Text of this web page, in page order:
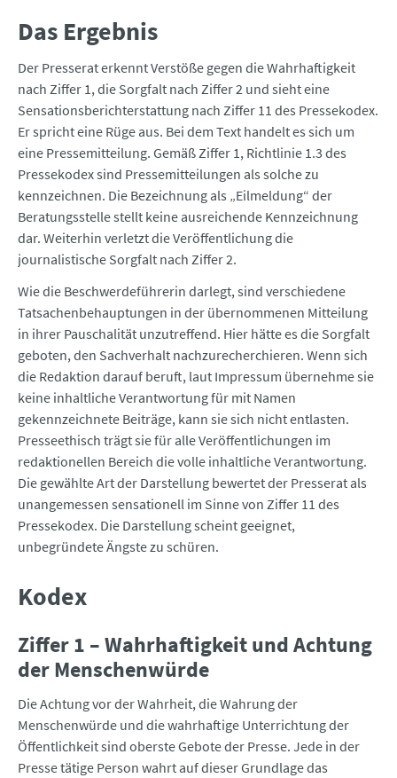
Das Ergebnis
Der Presserat erkennt Verstöße gegen die Wahrhaftigkeit
nach Ziffer 1, die Sorgfalt nach Ziffer 2 und sieht eine
Sensationsberichterstattung nach Ziffer 11 des Pressekodex.
Er spricht eine Rüge aus. Bei dem Text handelt es sich um
eine Pressemitteilung. Gemäß Ziffer 1, Richtlinie 1.3 des
Pressekodex sind Pressemitteilungen als solche zu
kennzeichnen. Die Bezeichnung als „Eilmeldung“ der
Beratungsstelle stellt keine ausreichende Kennzeichnung
dar. Weiterhin verletzt die Veröffentlichung die
journalistische Sorgfalt nach Ziffer 2.
Wie die Beschwerdeführerin darlegt, sind verschiedene
Tatsachenbehauptungen in der übernommenen Mitteilung
in ihrer Pauschalität unzutreffend. Hier hätte es die Sorgfalt
geboten, den Sachverhalt nachzurecherchieren. Wenn sich
die Redaktion darauf beruft, laut Impressum übernehme sie
keine inhaltliche Verantwortung für mit Namen
gekennzeichnete Beiträge, kann sie sich nicht entlasten.
Presseethisch trägt sie für alle Veröffentlichungen im
redaktionellen Bereich die volle inhaltliche Verantwortung.
Die gewählte Art der Darstellung bewertet der Presserat als
unangemessen sensationell im Sinne von Ziffer 11 des
Pressekodex. Die Darstellung scheint geeignet,
unbegründete Ängste zu schüren.
Kodex
Ziffer 1 – Wahrhaftigkeit und Achtung
der Menschenwürde
Die Achtung vor der Wahrheit, die Wahrung der
Menschenwürde und die wahrhaftige Unterrichtung der
Öffentlichkeit sind oberste Gebote der Presse. Jede in der
Presse tätige Person wahrt auf dieser Grundlage das